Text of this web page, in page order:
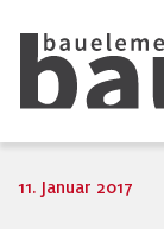
11. Januar 2017